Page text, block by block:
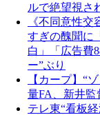
ルで絶望視さ
《不同意性
すぎの醜聞に
白」「広告費
ー”ぶり
【カープ】“
量FA、新井監
テレ東“看板